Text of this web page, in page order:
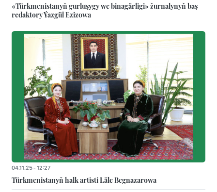
«Türkmenistanyň gurluşygy we binagärligi» žurnalynyň baş
redaktory Ýazgül Ezizowa
04.11.25 - 12:27
Türkmenistanyň halk artisti Läle Begnazarowa